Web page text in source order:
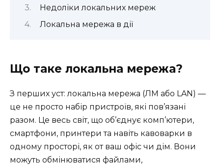
Недоліки локальних мереж
Локальна мережа в дії
Що таке локальна мережа?
З перших уст: локальна мережа (ЛМ або LAN) —
це не просто набір пристроїв, які пов’язані
разом. Це весь світ, що об’єднує комп’ютери,
смартфони, принтери та навіть кавоварки в
одному просторі, як от ваш офіс чи дім. Вони
можуть обмінюватися файлами,